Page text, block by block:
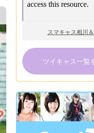
スマキャス相川
ツイキャス一覧